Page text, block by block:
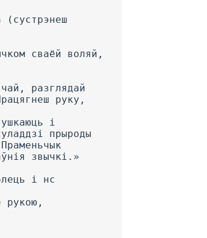
сваёй воляй,
разглядай
руку,
і
прыроды
звычкі.»
і нс
рукою,